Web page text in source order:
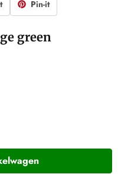
Pin-it
green